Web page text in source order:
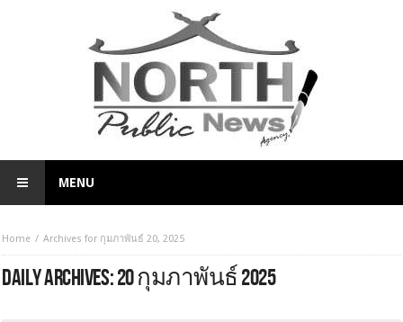
MENU
Home Archives for กุมภาพันธ์ 20, 2025
DAILY ARCHIVES:20 กุมภาพันธ์ 2025